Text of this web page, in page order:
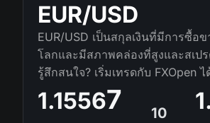
การฝากเงินและถอนเงิน
PAMM
การจัดอันดับบัญชี PAMM
เครื่องมือของเทรดเดอร์
สินค้าโภคภัณฑ์
TickTrader
การเปรียบเทียบ
FXOpen App
iOS FXOpen App
Android FXOpen App
FIX API
ปฏิทินเศรษฐกิจ
ข่าวสารและการวิเคราะห์
ปฏิทินเงินปันผล
ข่าวบริษัท
ทำไมเรา?
EUR/USD
EUR/USD เป็นสกุลเงินที่มีการซื้อ
โลกและมีสภาพคล่องที่สูงและสเป
รู้สึกสนใจ? เริ่มเทรดกับ FXOpen
10
1.15567